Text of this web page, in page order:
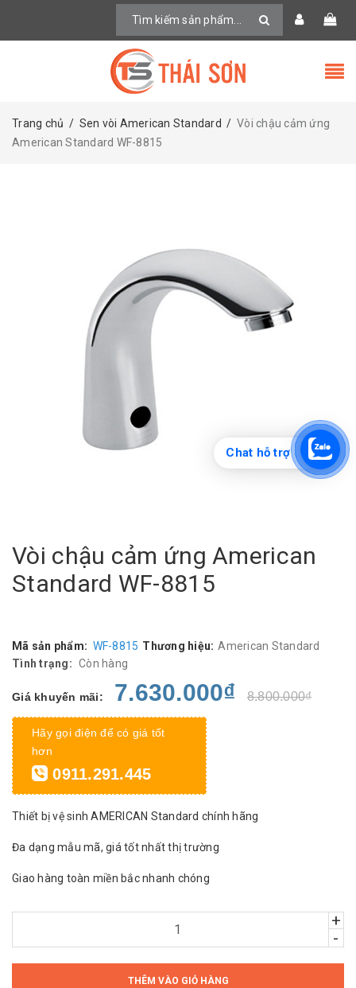
Trang chủ / Sen vòi American Standard / Vòi chậu cảm ứng
American Standard WF-8815
Vòi chậu cảm ứng American
Standard WF-8815
Mã sản phẩm: WF-8815 Thương hiệu: American Standard
Tình trạng: Còn hàng
Giá khuyến mãi: 7.630.000₫ 8.800.000₫
Hãy gọi điện để có giá tốt
hơn
0911.291.445
Thiết bị vệ sinh AMERICAN Standard chính hãng
Đa dạng mẫu mã, giá tốt nhất thị trường
Giao hàng toàn miền bắc nhanh chóng
+
-
THÊM VÀO GIỎ HÀNG
Chat hỗ trợ